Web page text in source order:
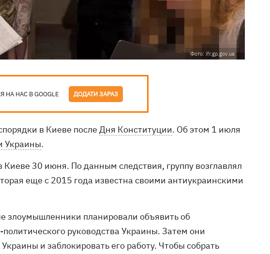
Фото: ifr.gp.gov.ua
НА НАС В GOOGLE ДОДАТИ ЗАРАЗ
в Киеве после Дня Конституции. Об этом 1 июля
Украины.
Киеве 30 июня. По данным следствия, группу возглавлял
еще с 2015 года известна своими антиукраинскими
злоумышленники планировали объявить об
руководства Украины. Затем они
и заблокировать его работу. Чтобы собрать